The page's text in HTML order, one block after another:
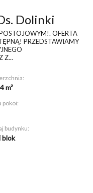
Dolinki
. OFERTA
PRZEDSTAWIAMY
Z...
m²
pokoi:
budynku:
blok